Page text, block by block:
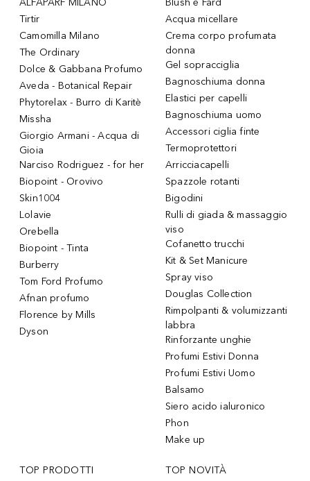
ALFAPARF MILANO
Tirtir
Camomilla Milano
The Ordinary
Dolce & Gabbana Profumo
Aveda - Botanical Repair
Phytorelax - Burro di Karitè
Missha
Giorgio Armani - Acqua di
Gioia
Narciso Rodriguez - for her
Biopoint - Orovivo
Skin1004
Lolavie
Orebella
Biopoint - Tinta
Burberry
Tom Ford Profumo
Afnan profumo
Florence by Mills
Dyson
Blush e Fard
Acqua micellare
Crema corpo profumata
donna
Gel sopracciglia
Bagnoschiuma donna
Elastici per capelli
Bagnoschiuma uomo
Accessori ciglia finte
Termoprotettori
Arricciacapelli
Spazzole rotanti
Bigodini
Rulli di giada & massaggio
viso
Cofanetto trucchi
Kit & Set Manicure
Spray viso
Douglas Collection
Rimpolpanti & volumizzanti
labbra
Rinforzante unghie
Profumi Estivi Donna
Profumi Estivi Uomo
Balsamo
Siero acido ialuronico
Phon
Make up
TOP PRODOTTI TOP NOVITÀ